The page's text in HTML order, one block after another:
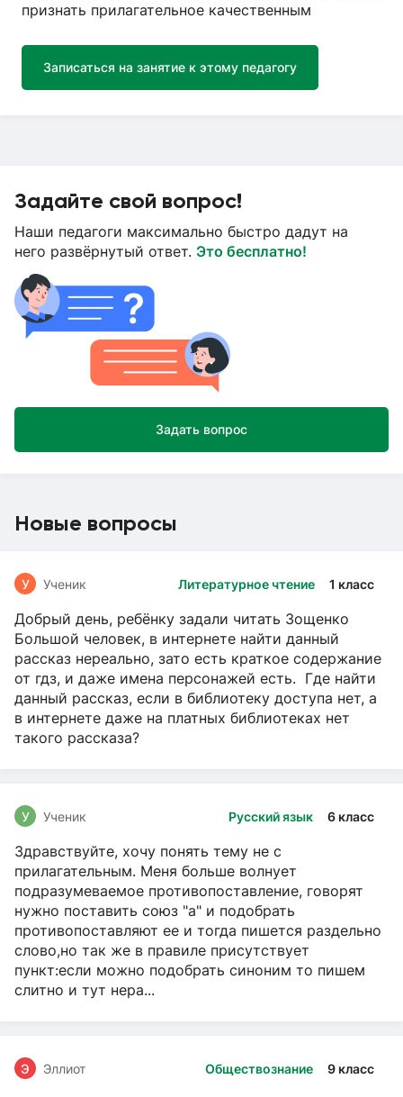
признать прилагательное качественным
Записаться на занятие к этому педагогу
Задайте свой вопрос!
Наши педагоги максимально быстро дадут на
него развёрнутый ответ. Это бесплатно!
Задать вопрос
Новые вопросы
Литературное чтение 1 класс
У Ученик
Добрый день, ребёнку задали читать Зощенко
Большой человек, в интернете найти данный
рассказ нереально, зато есть краткое содержание
от гдз, и даже имена персонажей есть. Где найти
данный рассказ, если в библиотеку доступа нет, а
в интернете даже на платных библиотеках нет
такого рассказа?
Русский язык 6 класс
У Ученик
Здравствуйте, хочу понять тему не с
прилагательным. Меня больше волнует
подразумеваемое противопоставление, говорят
нужно поставить союз "а" и подобрать
противопоставляют ее и тогда пишется раздельно
слово,но так же в правиле присутствует
пункт:если можно подобрать синоним то пишем
слитно и тут нера...
Обществознание 9 класс
Э Эллиот